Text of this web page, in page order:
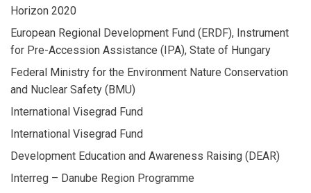
Horizon 2020
European Regional Development Fund (ERDF), Instrument
for Pre-Accession Assistance (IPA), State of Hungary
Federal Ministry for the Environment Nature Conservation
and Nuclear Safety (BMU)
International Visegrad Fund
International Visegrad Fund
Development Education and Awareness Raising (DEAR)
Interreg – Danube Region Programme